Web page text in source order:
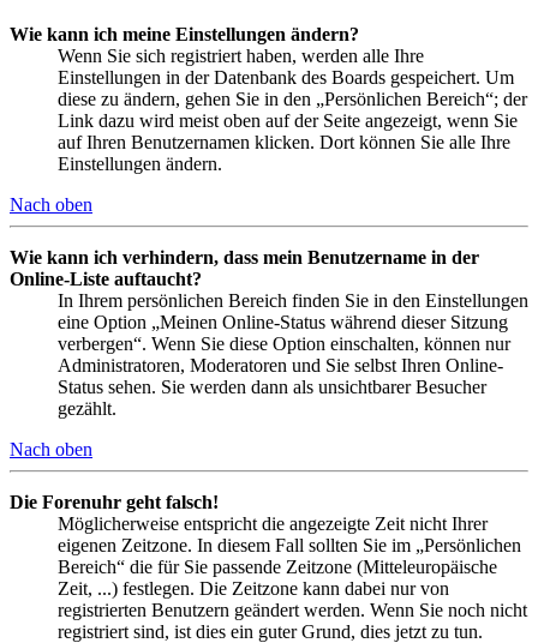
Wie kann ich meine Einstellungen ändern?
Wenn Sie sich registriert haben, werden alle Ihre
Einstellungen in der Datenbank des Boards gespeichert. Um
diese zu ändern, gehen Sie in den „Persönlichen Bereich“; der
Link dazu wird meist oben auf der Seite angezeigt, wenn Sie
auf Ihren Benutzernamen klicken. Dort können Sie alle Ihre
Einstellungen ändern.
Nach oben
Wie kann ich verhindern, dass mein Benutzername in der
Online-Liste auftaucht?
In Ihrem persönlichen Bereich finden Sie in den Einstellungen
eine Option „Meinen Online-Status während dieser Sitzung
verbergen“. Wenn Sie diese Option einschalten, können nur
Administratoren, Moderatoren und Sie selbst Ihren Online-
Status sehen. Sie werden dann als unsichtbarer Besucher
gezählt.
Nach oben
Die Forenuhr geht falsch!
Möglicherweise entspricht die angezeigte Zeit nicht Ihrer
eigenen Zeitzone. In diesem Fall sollten Sie im „Persönlichen
Bereich“ die für Sie passende Zeitzone (Mitteleuropäische
Zeit, ...) festlegen. Die Zeitzone kann dabei nur von
registrierten Benutzern geändert werden. Wenn Sie noch nicht
registriert sind, ist dies ein guter Grund, dies jetzt zu tun.